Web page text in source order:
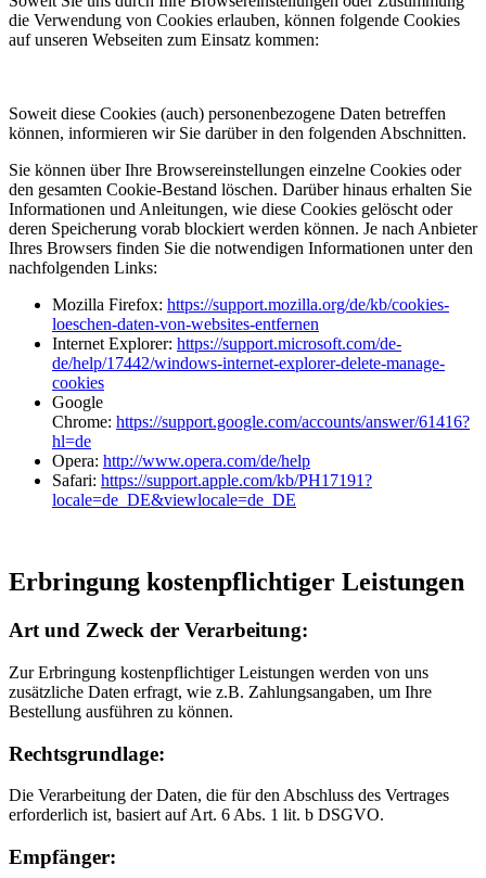
die Verwendung von Cookies erlauben, können folgende Cookies
auf unseren Webseiten zum Einsatz kommen:
Soweit diese Cookies (auch) personenbezogene Daten betreffen
können, informieren wir Sie darüber in den folgenden Abschnitten.
Sie können über Ihre Browsereinstellungen einzelne Cookies oder
den gesamten Cookie-Bestand löschen. Darüber hinaus erhalten Sie
Informationen und Anleitungen, wie diese Cookies gelöscht oder
deren Speicherung vorab blockiert werden können. Je nach Anbieter
Ihres Browsers finden Sie die notwendigen Informationen unter den
nachfolgenden Links:
Mozilla Firefox: https://support.mozilla.org/de/kb/cookies-
loeschen-daten-von-websites-entfernen
Internet Explorer: https://support.microsoft.com/de-
de/help/17442/windows-internet-explorer-delete-manage-
cookies
Google
Chrome: https://support.google.com/accounts/answer/61416?
hl=de
Opera: http://www.opera.com/de/help
Safari: https://support.apple.com/kb/PH17191?
locale=de_DE&viewlocale=de_DE
Erbringung kostenpflichtiger Leistungen
Art und Zweck der Verarbeitung:
Zur Erbringung kostenpflichtiger Leistungen werden von uns
zusätzliche Daten erfragt, wie z.B. Zahlungsangaben, um Ihre
Bestellung ausführen zu können.
Rechtsgrundlage:
Die Verarbeitung der Daten, die für den Abschluss des Vertrages
erforderlich ist, basiert auf Art. 6 Abs. 1 lit. b DSGVO.
Empfänger: